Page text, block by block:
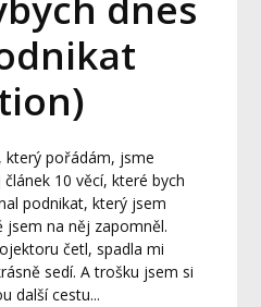
který pořádám, jsme
10 věcí, které bych
podnikat, který jsem
jsem na něj zapomněl.
četl, spadla mi
sedí. A trošku jsem si
další cestu...